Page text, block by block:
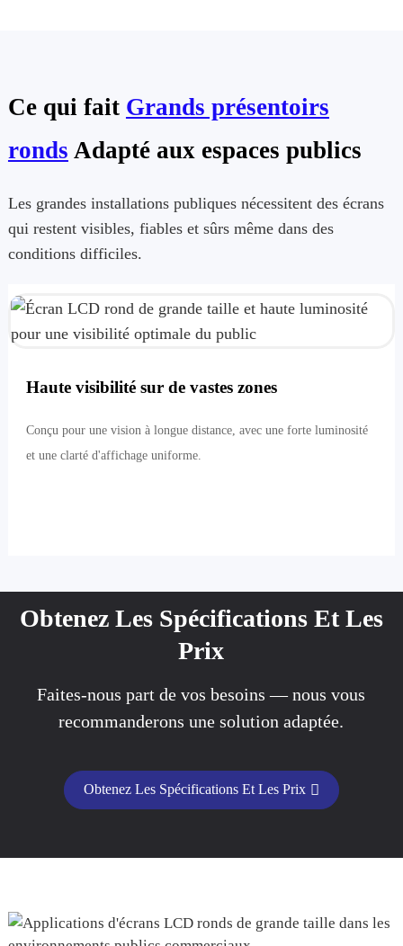
Ce qui fait Grands présentoirs
ronds Adapté aux espaces publics
Les grandes installations publiques nécessitent des écrans
qui restent visibles, fiables et sûrs même dans des
conditions difficiles.
Haute visibilité sur de vastes zones
Conçu pour une vision à longue distance, avec une forte luminosité
et une clarté d'affichage uniforme.
Obtenez Les Spécifications Et Les
Prix
Faites-nous part de vos besoins — nous vous
recommanderons une solution adaptée.
Obtenez Les Spécifications Et Les Prix